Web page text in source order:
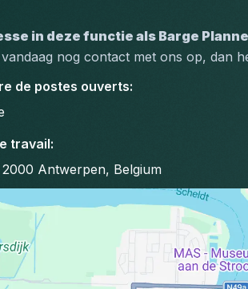
in deze functie als Barge
nog contact met ons op, dan
de postes ouverts:
travail:
Antwerpen, Belgium